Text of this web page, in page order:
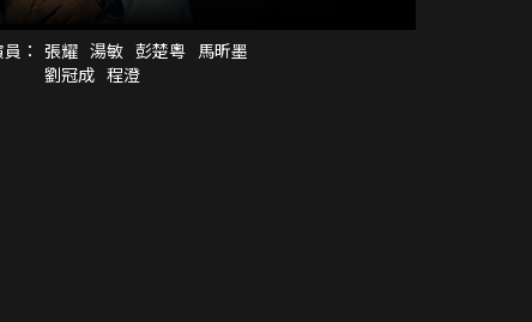
： 張耀 湯敏 彭楚粵 馬昕墨
劉冠成 程澄